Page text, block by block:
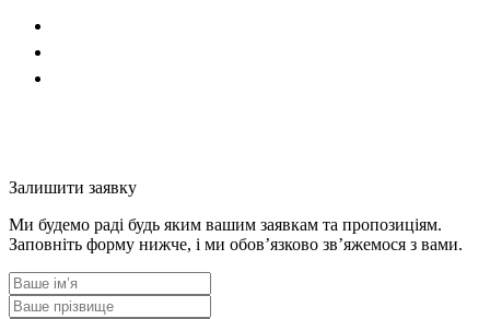
Залишити заявку
Ми будемо раді будь яким вашим заявкам та пропозиціям.
Заповніть форму нижче, і ми обов’язково зв’яжемося з вами.